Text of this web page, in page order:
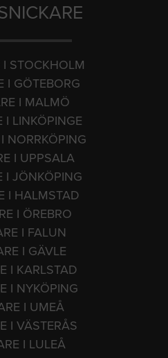
I STOCKHOLM
I GÖTEBORG
I MALMÖ
I LINKÖPINGE
NORRKÖPING
I UPPSALA
I JÖNKÖPING
I HALMSTAD
I ÖREBRO
I FALUN
I GÄVLE
I KARLSTAD
I NYKÖPING
I UMEÅ
I VÄSTERÅS
I LULEÅ